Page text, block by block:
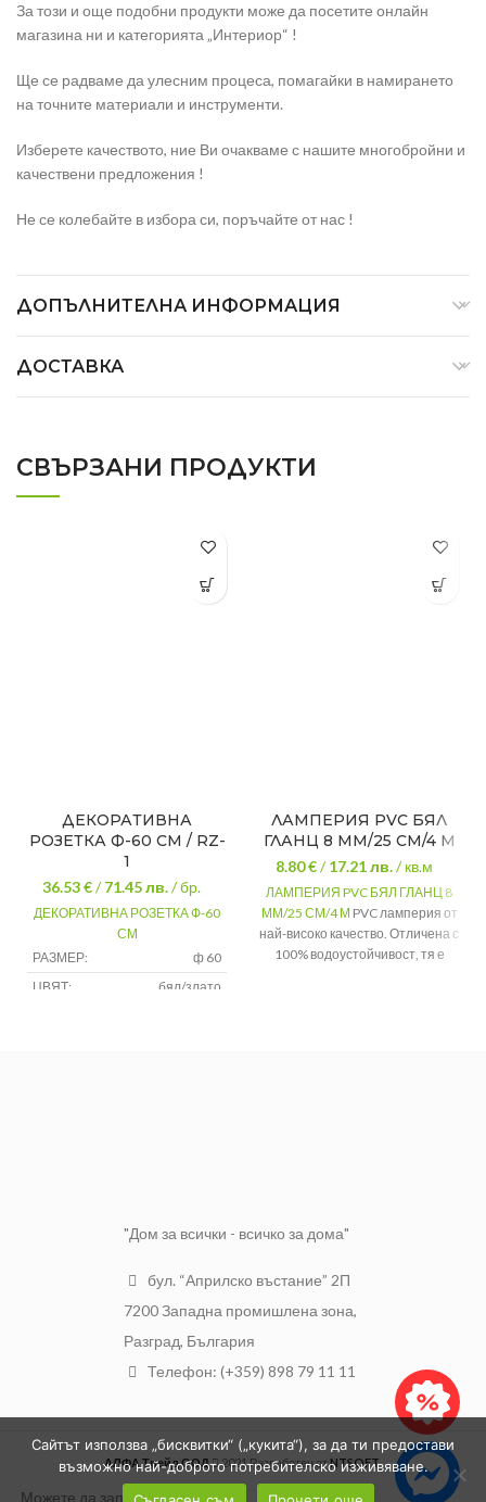
За този и още подобни продукти може да посетите онлайн
магазина ни и категорията „Интериор“ !
Ще се радваме да улесним процеса, помагайки в намирането
на точните материали и инструменти.
Изберете качеството, ние Ви очакваме с нашите многобройни и
качествени предложения !
Не се колебайте в избора си, поръчайте от нас !
ДОПЪЛНИТЕЛНА ИНФОРМАЦИЯ
ДОСТАВКА
СВЪРЗАНИ ПРОДУКТИ
ДЕКОРАТИВНА
РОЗЕТКА Ф-60 СМ / RZ-
1
36.53 €/71.45лв./ бр.
ДЕКОРАТИВНА РОЗЕТКА Ф-60
СМ
РАЗМЕР:
ф 60
ЦВЯТ:
бял/злато
ЛАМПЕРИЯ PVC БЯЛ
ГЛАНЦ 8 ММ/25 СМ/4 М
8.80 €/17.21лв. / кв.м
ЛАМПЕРИЯ PVC БЯЛ ГЛАНЦ 8
ММ/25 СМ/4 М PVC ламперия от
най-високо качество. Отличена с
100% водоустойчивост, тя е
"Дом за всички - всичко за дома"
бул. “Априлско въстание” 2П
7200 Западна промишлена зона,
Разград, България
Телефон: (+359) 898 79 11 11
АЛФА Трейд ООД 2021 Разработен отNTSOFT.
Можете да заплатите с:
Сайтът използва „бисквитки“ („кукита“), за да ти предостави
възможно най-доброто потребителско изживяване.